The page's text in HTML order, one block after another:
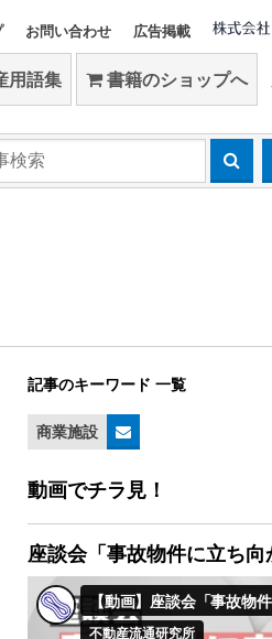
お問い合わせ 広告掲載
用語集 書籍のショップへ
記事のキーワード 一覧
商業施設
動画でチラ見！
座談会「事故物件に立ち向